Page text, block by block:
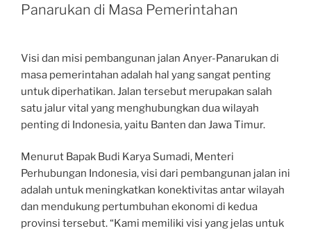
Panarukan di Masa Pemerintahan
Visi dan misi pembangunan jalan Anyer-Panarukan di
masa pemerintahan adalah hal yang sangat penting
untuk diperhatikan. Jalan tersebut merupakan salah
satu jalur vital yang menghubungkan dua wilayah
penting di Indonesia, yaitu Banten dan Jawa Timur.
Menurut Bapak Budi Karya Sumadi, Menteri
Perhubungan Indonesia, visi dari pembangunan jalan ini
adalah untuk meningkatkan konektivitas antar wilayah
dan mendukung pertumbuhan ekonomi di kedua
provinsi tersebut. “Kami memiliki visi yang jelas untuk